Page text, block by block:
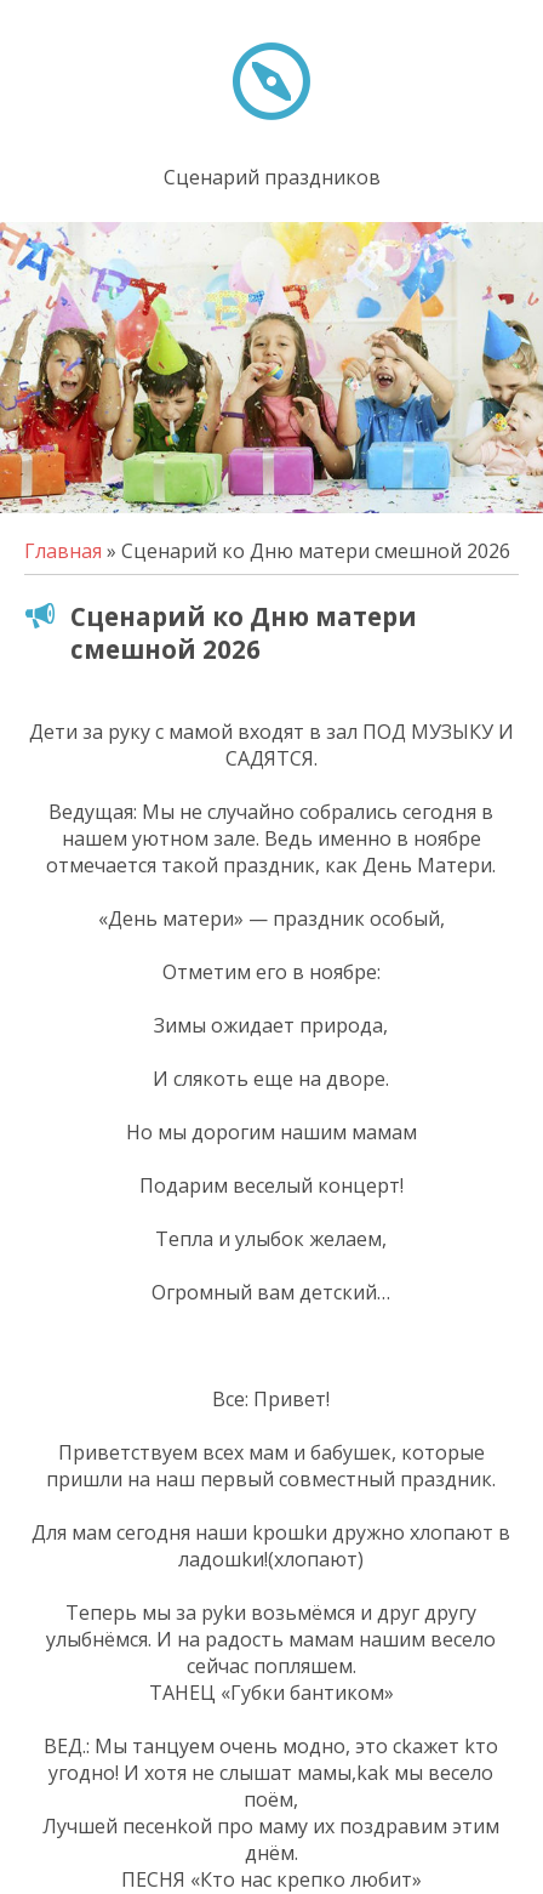
Сценарий праздников
Главная » Сценарий ко Дню матери смешной 2026
Сценарий ко Дню матери
смешной 2026
Дети за руку с мамой входят в зал ПОД МУЗЫКУ И
САДЯТСЯ.
Ведущая: Мы не случайно собрались сегодня в
нашем уютном зале. Ведь именно в ноябре
отмечается такой праздник, как День Матери.
«День матери» — праздник особый,
Отметим его в ноябре:
Зимы ожидает природа,
И слякоть еще на дворе.
Но мы дорогим нашим мамам
Подарим веселый концерт!
Тепла и улыбок желаем,
Огромный вам детский…
Все: Привет!
Приветствуем всех мам и бабушек, которые
пришли на наш первый совместный праздник.
Для мам сегодня наши kрошkи дружно хлопают в
ладошkи!(хлопают)
Теперь мы за руkи возьмёмся и друг другу
улыбнёмся. И на радость мамам нашим весело
сейчас попляшем.
ТАНЕЦ «Губки бантиком»
ВЕД.: Мы танцуем очень модно, это сkажет kто
угодно! И хотя не слышат мамы,kak мы весело
поём,
Лучшей песенkой про маму их поздравим этим
днём.
ПЕСНЯ «Кто нас крепко любит»